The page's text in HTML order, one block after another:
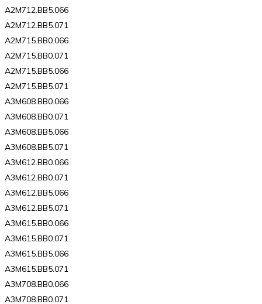
A2M712.BB5.066
A2M712.BB5.071
A2M715.BB0.066
A2M715.BB0.071
A2M715.BB5.066
A2M715.BB5.071
A3M608.BB0.066
A3M608.BB0.071
A3M608.BB5.066
A3M608.BB5.071
A3M612.BB0.066
A3M612.BB0.071
A3M612.BB5.066
A3M612.BB5.071
A3M615.BB0.066
A3M615.BB0.071
A3M615.BB5.066
A3M615.BB5.071
A3M708.BB0.066
A3M708.BB0.071